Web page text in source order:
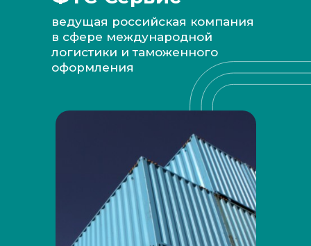
ведущая российская компания
в сфере международной
логистики и таможенного
оформления